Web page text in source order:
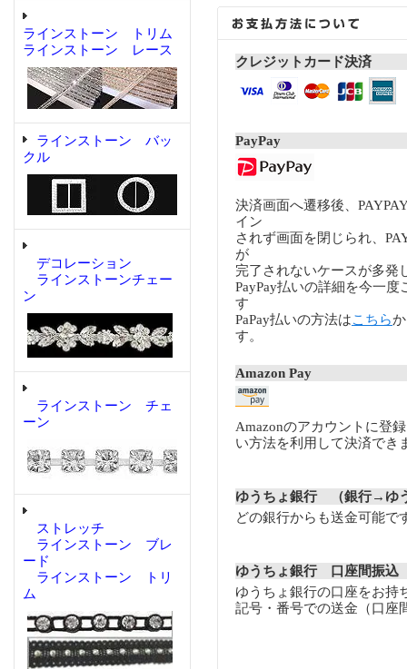
ラインストーン トリム
ラインストーン レース
ラインストーン バッ
クル
デコレーション
ラインストーンチェー
ン
ラインストーン チェ
ーン
ストレッチ
ラインストーン ブレ
ード
ラインストーン トリ
ム
クレジットカード決済
PayPay
決済画面へ遷移後、
イン
されず画面を閉じられ、
が
完了されないケースが多発
PayPay払いの詳細を今一度
す
PaPay払いの方法はこちら
す。
Amazon Pay
Amazonのアカウントに登
い方法を利用して決済でき
ゆうちょ銀行 （銀行→ゆ
どの銀行からも送金可能で
ゆうちょ銀行 口座間振込
ゆうちょ銀行の口座をお持
記号・番号での送金（口座